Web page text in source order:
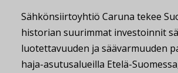
Sähkönsiirtoyhtiö Caruna tekee
historian suurimmat investoinnit
luotettavuuden ja säävarmuuden
haja-asutusalueilla Etelä-